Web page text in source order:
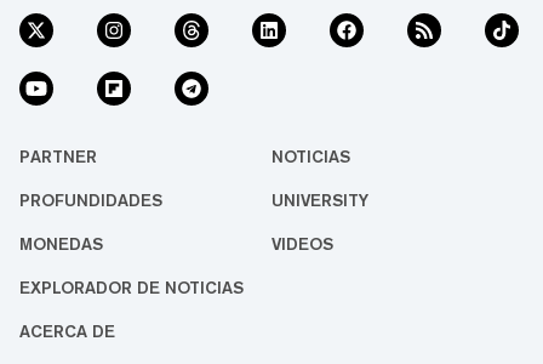
PARTNER NOTICIAS
PROFUNDIDADES UNIVERSITY
MONEDAS VIDEOS
EXPLORADOR DE NOTICIAS
ACERCA DE